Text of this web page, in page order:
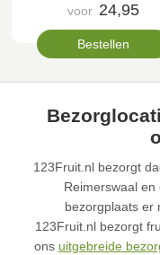
voor 24,95
Bestellen
123Fruit.nl bezorgt
Reimerswaal
bezorgplaats er
123Fruit.nl bezorgt
ons uitgebreide